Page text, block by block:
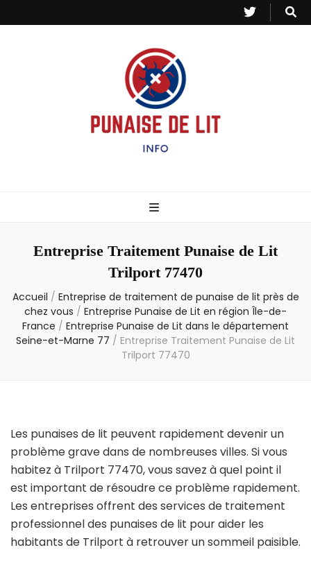
– Info
Entreprise Traitement Punaise de Lit
Trilport 77470
Accueil / Entreprise de traitement de punaise de lit près de
chez vous / Entreprise Punaise de Lit en région Île-de-
France / Entreprise Punaise de Lit dans le département
Seine-et-Marne 77 / Entreprise Traitement Punaise de Lit
Trilport 77470
Les punaises de lit peuvent rapidement devenir un
problème grave dans de nombreuses villes. Si vous
habitez à Trilport 77470, vous savez à quel point il
est important de résoudre ce problème rapidement.
Les entreprises offrent des services de traitement
professionnel des punaises de lit pour aider les
habitants de Trilport à retrouver un sommeil paisible.